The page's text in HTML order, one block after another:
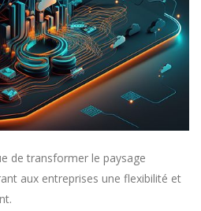
de transformer le paysage
aux entreprises une flexibilité et